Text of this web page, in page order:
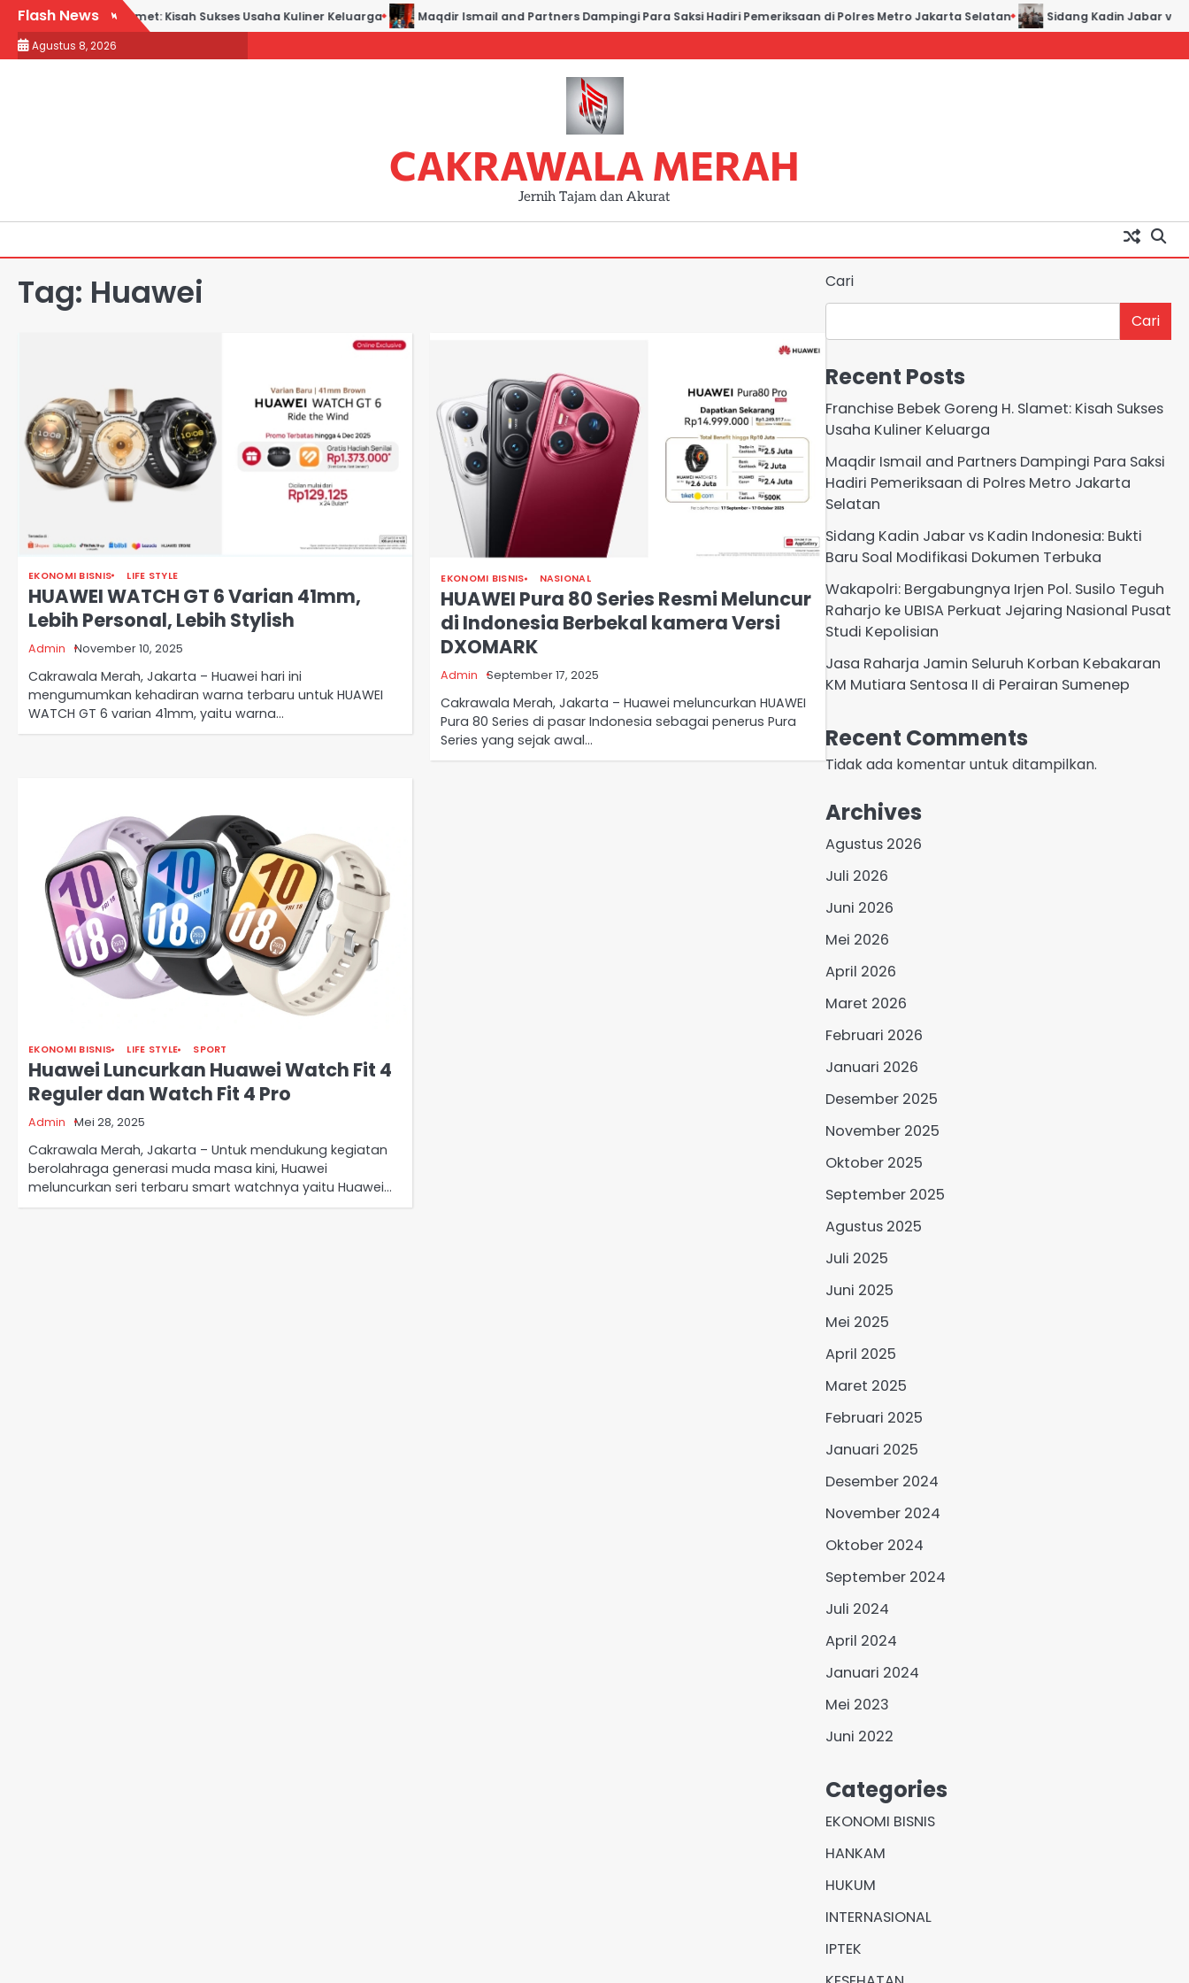
Skip
content
Flash News
Bebek Goreng H. Slamet: Kisah Sukses Usaha Kuliner Keluarga Maqdir Ismail and Partners Dampingi Para Saksi Hadiri Pemeriksaan di Polres Metro Jakarta Selatan Sidang Kadin Jabar vs
Agustus 8, 2026
CAKRAWALA MERAH
Jernih Tajam dan Akurat
Tag: Huawei
EKONOMI BISNIS LIFE STYLE
HUAWEI WATCH GT 6 Varian 41mm,
Lebih Personal, Lebih Stylish
Admin November 10, 2025
Cakrawala Merah, Jakarta – Huawei hari ini
mengumumkan kehadiran warna terbaru untuk HUAWEI
WATCH GT 6 varian 41mm, yaitu warna…
EKONOMI BISNIS NASIONAL
HUAWEI Pura 80 Series Resmi Meluncur
di Indonesia Berbekal kamera Versi
DXOMARK
Admin September 17, 2025
Cakrawala Merah, Jakarta – Huawei meluncurkan HUAWEI
Pura 80 Series di pasar Indonesia sebagai penerus Pura
Series yang sejak awal…
EKONOMI BISNIS LIFE STYLE SPORT
Huawei Luncurkan Huawei Watch Fit 4
Reguler dan Watch Fit 4 Pro
Admin Mei 28, 2025
Cakrawala Merah, Jakarta – Untuk mendukung kegiatan
berolahraga generasi muda masa kini, Huawei
meluncurkan seri terbaru smart watchnya yaitu Huawei…
Cari
Cari
Recent Posts
Franchise Bebek Goreng H. Slamet: Kisah Sukses
Usaha Kuliner Keluarga
Maqdir Ismail and Partners Dampingi Para Saksi
Hadiri Pemeriksaan di Polres Metro Jakarta
Selatan
Sidang Kadin Jabar vs Kadin Indonesia: Bukti
Baru Soal Modifikasi Dokumen Terbuka
Wakapolri: Bergabungnya Irjen Pol. Susilo Teguh
Raharjo ke UBISA Perkuat Jejaring Nasional Pusat
Studi Kepolisian
Jasa Raharja Jamin Seluruh Korban Kebakaran
KM Mutiara Sentosa II di Perairan Sumenep
Recent Comments
Tidak ada komentar untuk ditampilkan.
Archives
Agustus 2026
Juli 2026
Juni 2026
Mei 2026
April 2026
Maret 2026
Februari 2026
Januari 2026
Desember 2025
November 2025
Oktober 2025
September 2025
Agustus 2025
Juli 2025
Juni 2025
Mei 2025
April 2025
Maret 2025
Februari 2025
Januari 2025
Desember 2024
November 2024
Oktober 2024
September 2024
Juli 2024
April 2024
Januari 2024
Mei 2023
Juni 2022
Categories
EKONOMI BISNIS
HANKAM
HUKUM
INTERNASIONAL
IPTEK